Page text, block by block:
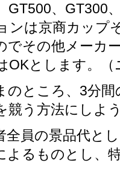
GT500、GT300
ンは京商カップ
でその他メーカ
OKとします。（
のところ、3分
競う方法にしよ
全員の景品代と
よるものとし、